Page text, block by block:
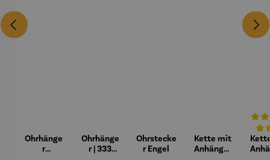
Ohrhänge
r
Ohrhänge
r | 333
Ohrstecke
r Engel
Kette mit
Anhänger